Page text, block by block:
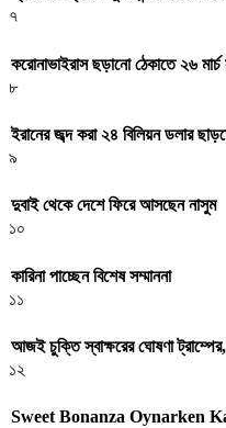
৭
করোনাভাইরাস ছড়ানো ঠেকাতে ২৬
৮
ইরানের জব্দ করা ২৪ বিলিয়ন ডলার
৯
দুবাই থেকে দেশে ফিরে আসছেন নাসুম
১০
কারিনা পাচ্ছেন বিশেষ সম্মাননা
১১
আজই চুক্তি স্বাক্ষরের ঘোষণা
১২
Sweet Bonanza Oynarken